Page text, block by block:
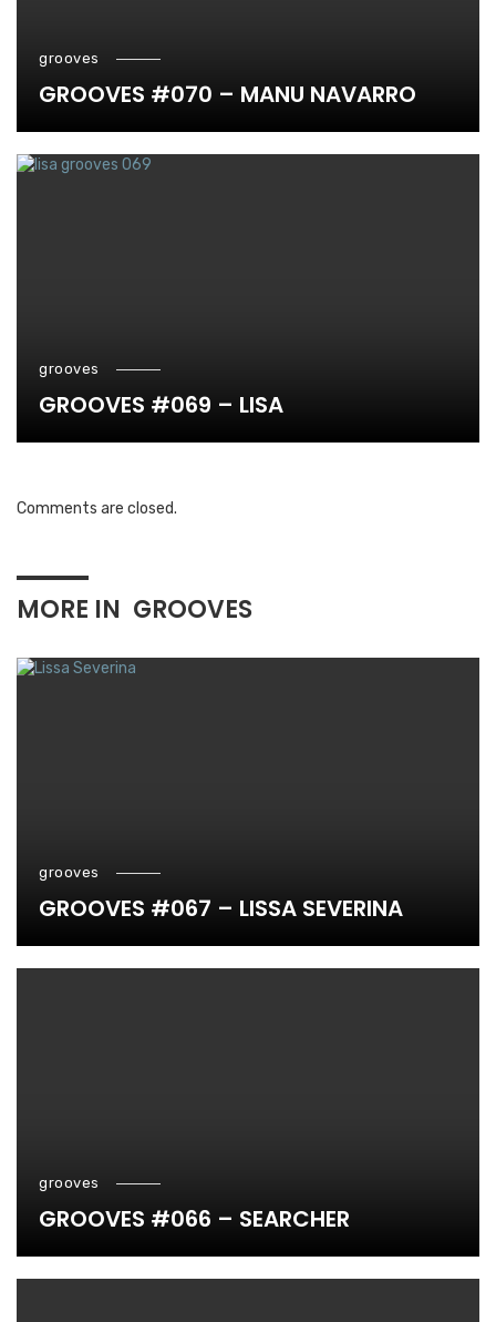
grooves
GROOVES #070 – MANU NAVARRO
grooves
GROOVES #069 – LISA
Comments are closed.
MORE IN GROOVES
grooves
GROOVES #067 – LISSA SEVERINA
grooves
GROOVES #066 – SEARCHER